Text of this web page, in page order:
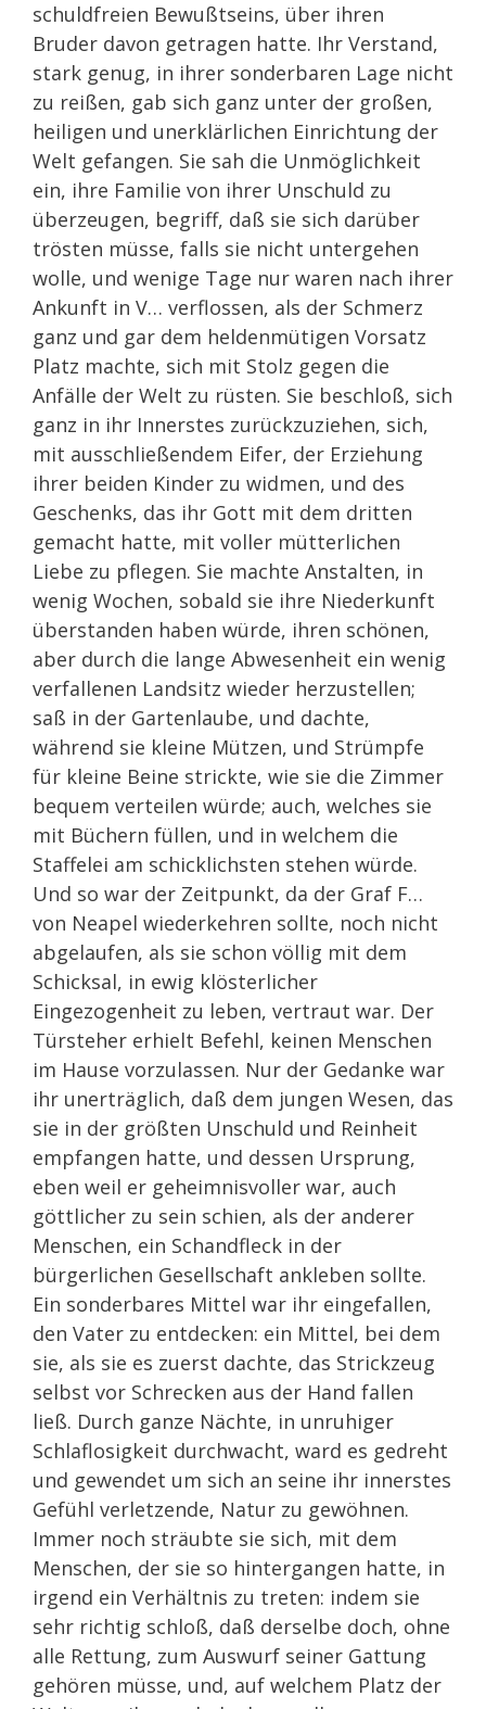
schuldfreien Bewußtseins, über ihren
Bruder davon getragen hatte. Ihr Verstand,
stark genug, in ihrer sonderbaren Lage nicht
zu reißen, gab sich ganz unter der großen,
heiligen und unerklärlichen Einrichtung der
Welt gefangen. Sie sah die Unmöglichkeit
ein, ihre Familie von ihrer Unschuld zu
überzeugen, begriff, daß sie sich darüber
trösten müsse, falls sie nicht untergehen
wolle, und wenige Tage nur waren nach ihrer
Ankunft in V… verflossen, als der Schmerz
ganz und gar dem heldenmütigen Vorsatz
Platz machte, sich mit Stolz gegen die
Anfälle der Welt zu rüsten. Sie beschloß, sich
ganz in ihr Innerstes zurückzuziehen, sich,
mit ausschließendem Eifer, der Erziehung
ihrer beiden Kinder zu widmen, und des
Geschenks, das ihr Gott mit dem dritten
gemacht hatte, mit voller mütterlichen
Liebe zu pflegen. Sie machte Anstalten, in
wenig Wochen, sobald sie ihre Niederkunft
überstanden haben würde, ihren schönen,
aber durch die lange Abwesenheit ein wenig
verfallenen Landsitz wieder herzustellen;
saß in der Gartenlaube, und dachte,
während sie kleine Mützen, und Strümpfe
für kleine Beine strickte, wie sie die Zimmer
bequem verteilen würde; auch, welches sie
mit Büchern füllen, und in welchem die
Staffelei am schicklichsten stehen würde.
Und so war der Zeitpunkt, da der Graf F…
von Neapel wiederkehren sollte, noch nicht
abgelaufen, als sie schon völlig mit dem
Schicksal, in ewig klösterlicher
Eingezogenheit zu leben, vertraut war. Der
Türsteher erhielt Befehl, keinen Menschen
im Hause vorzulassen. Nur der Gedanke war
ihr unerträglich, daß dem jungen Wesen, das
sie in der größten Unschuld und Reinheit
empfangen hatte, und dessen Ursprung,
eben weil er geheimnisvoller war, auch
göttlicher zu sein schien, als der anderer
Menschen, ein Schandfleck in der
bürgerlichen Gesellschaft ankleben sollte.
Ein sonderbares Mittel war ihr eingefallen,
den Vater zu entdecken: ein Mittel, bei dem
sie, als sie es zuerst dachte, das Strickzeug
selbst vor Schrecken aus der Hand fallen
ließ. Durch ganze Nächte, in unruhiger
Schlaflosigkeit durchwacht, ward es gedreht
und gewendet um sich an seine ihr innerstes
Gefühl verletzende, Natur zu gewöhnen.
Immer noch sträubte sie sich, mit dem
Menschen, der sie so hintergangen hatte, in
irgend ein Verhältnis zu treten: indem sie
sehr richtig schloß, daß derselbe doch, ohne
alle Rettung, zum Auswurf seiner Gattung
gehören müsse, und, auf welchem Platz der